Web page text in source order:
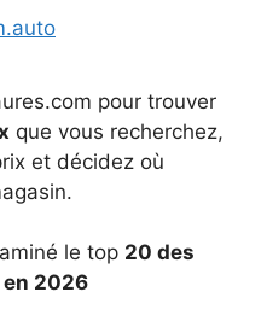
pour trouver
que vous recherchez,
et décidez où
le top 20 des
2026